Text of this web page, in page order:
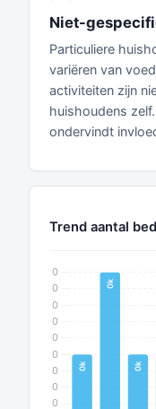
Niet-
Particuliere
variëren van
activiteiten zijn
huishoudens
ondervindt
Trend aantal